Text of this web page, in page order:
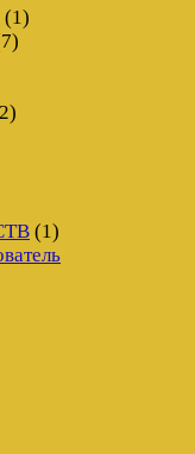
(1)
(1)